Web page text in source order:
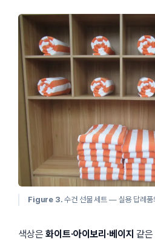
Figure 3. 수건 선물 세트 — 실용 답례품
색상은화이트·아이보리·베이지 같